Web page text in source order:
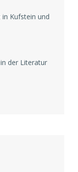
Kufstein und
der Literatur